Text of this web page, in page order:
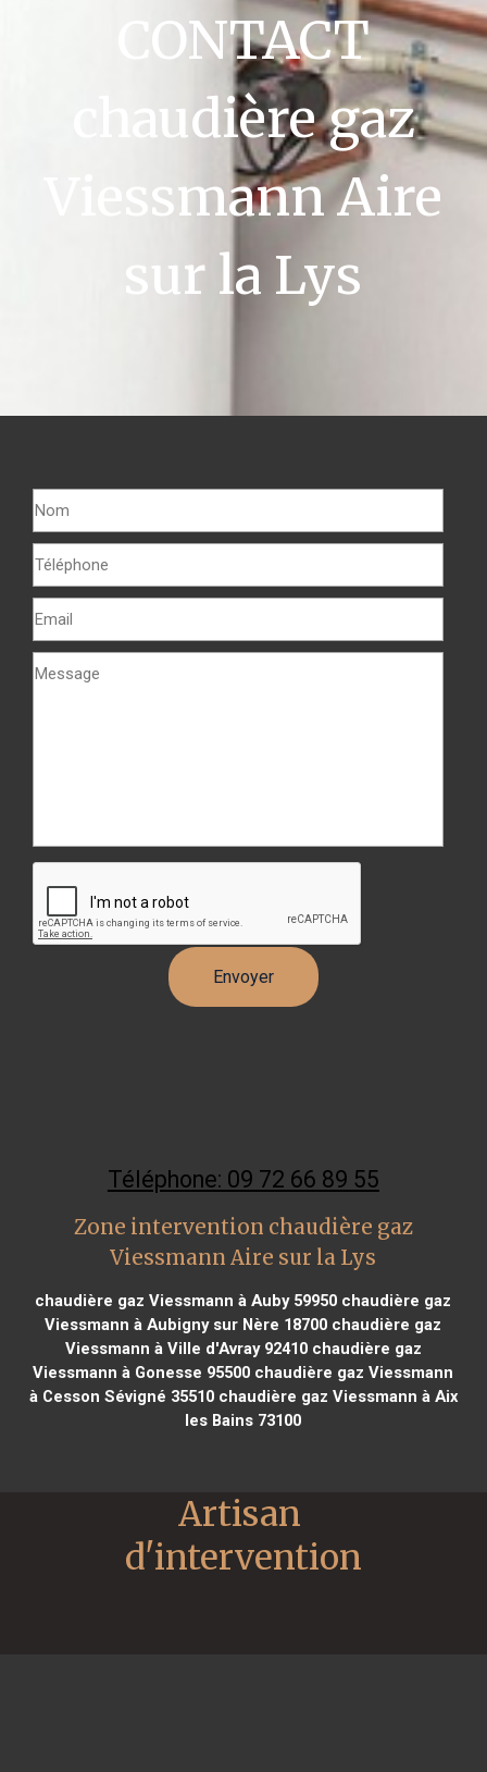
CONTACT
chaudière gaz
Viessmann Aire
sur la Lys
Téléphone: 09 72 66 89 55
Zone intervention chaudière gaz
Viessmann Aire sur la Lys
chaudière gaz Viessmann à Auby 59950 chaudière gaz
Viessmann à Aubigny sur Nère 18700 chaudière gaz
Viessmann à Ville d'Avray 92410chaudière gaz
Viessmann à Gonesse 95500 chaudière gaz Viessmann
à Cesson Sévigné 35510chaudière gaz Viessmann à Aix
les Bains 73100
Artisan
d'intervention